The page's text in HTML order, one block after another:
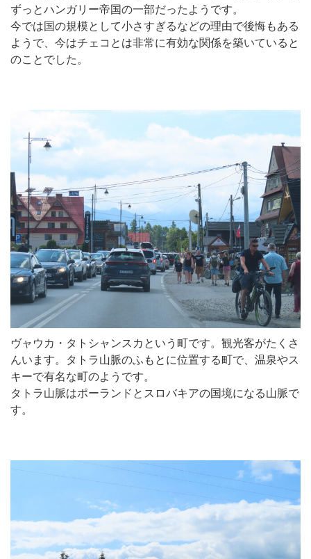
ずっとハンガリー帝国の一部だったようです。
今では国の規模として小さすぎるなどの理由で後悔もある
ようで、今はチェコとは非常に有効な関係を築いていると
のことでした。
ヴャウカ・タトシャンスカという町です。観光客がたくさ
んいます。タトラ山脈のふもとに位置する町で、温泉やス
キーで有名な町のようです。
タトラ山脈はポーランドとスロバキアの国境になる山脈で
す。